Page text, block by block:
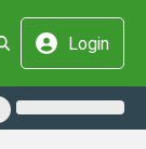
Login